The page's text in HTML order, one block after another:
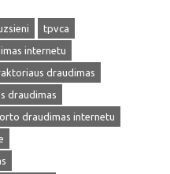
tpvca
internetu
draudimas
draudimas
draudimas internetu